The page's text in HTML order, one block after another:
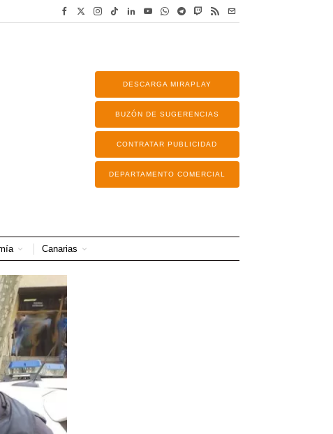
DESCARGA MIRAPLAY
BUZÓN DE SUGERENCIAS
CONTRATAR PUBLICIDAD
DEPARTAMENTO COMERCIAL
Canarias